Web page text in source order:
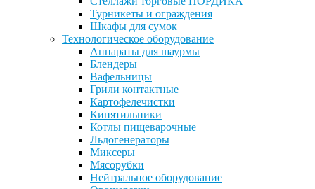
Турникеты и ограждения
Шкафы для сумок
Технологическое оборудование
Аппараты для шаурмы
Блендеры
Вафельницы
Грили контактные
Картофелечистки
Кипятильники
Котлы пищеварочные
Льдогенераторы
Миксеры
Мясорубки
Нейтральное оборудование